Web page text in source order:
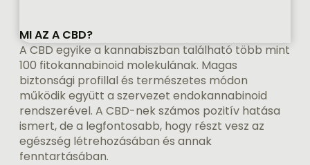
MI AZ A CBD?
A CBD egyike a kannabiszban található több mint
100 fitokannabinoid molekulának. Magas
biztonsági profillal és természetes módon
működik együtt a szervezet endokannabinoid
rendszerével. A CBD-nek számos pozitív hatása
ismert, de a legfontosabb, hogy részt vesz az
egészség létrehozásában és annak
fenntartásában.